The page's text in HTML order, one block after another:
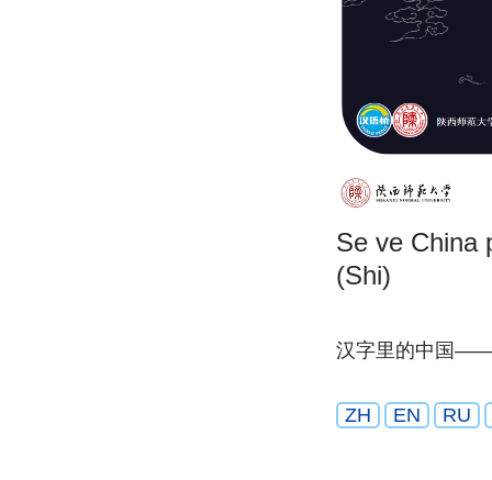
Se ve China
(Shi)
汉字里的中国
ZH EN RU